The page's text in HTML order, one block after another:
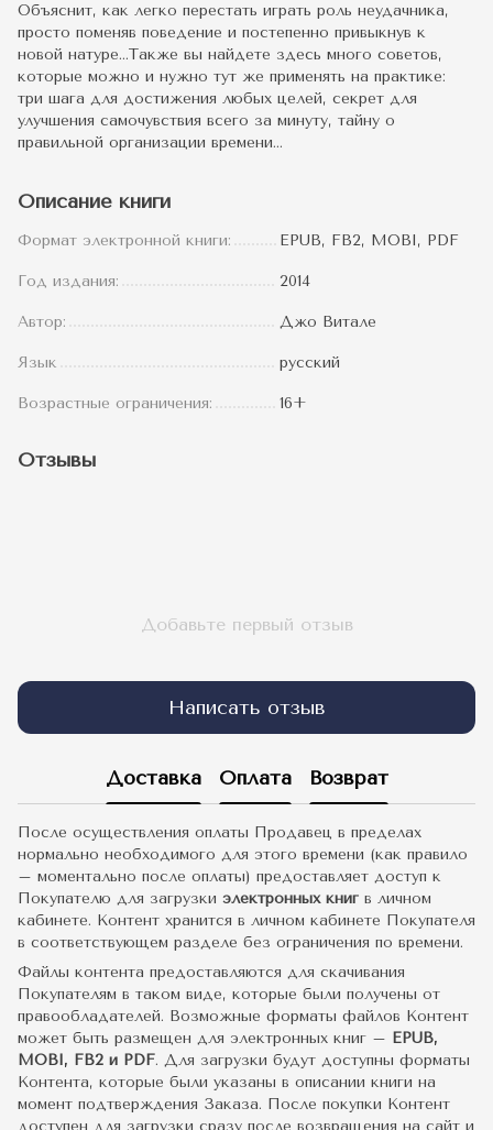
Объяснит, как легко перестать играть роль неудачника,
просто поменяв поведение и постепенно привыкнув к
новой натуре…Также вы найдете здесь много советов,
которые можно и нужно тут же применять на практике:
три шага для достижения любых целей, секрет для
улучшения самочувствия всего за минуту, тайну о
правильной организации времени…
Описание книги
Формат электронной книги: EPUB, FB2, MOBI, PDF
Год издания: 2014
Автор: Джо Витале
Язык русский
Возрастные ограничения: 16+
Отзывы
Добавьте первый отзыв
Написать отзыв
Доставка Оплата Возврат
После осуществления оплаты Продавец в пределах
нормально необходимого для этого времени (как правило
– моментально после оплаты) предоставляет доступ к
Покупателю для загрузки электронных книг в личном
кабинете. Контент хранится в личном кабинете Покупателя
в соответствующем разделе без ограничения по времени.
Файлы контента предоставляются для скачивания
Покупателям в таком виде, которые были получены от
правообладателей. Возможные форматы файлов Контент
может быть размещен для электронных книг – EPUB,
MOBI, FB2 и PDF. Для загрузки будут доступны форматы
Контента, которые были указаны в описании книги на
момент подтверждения Заказа. После покупки Контент